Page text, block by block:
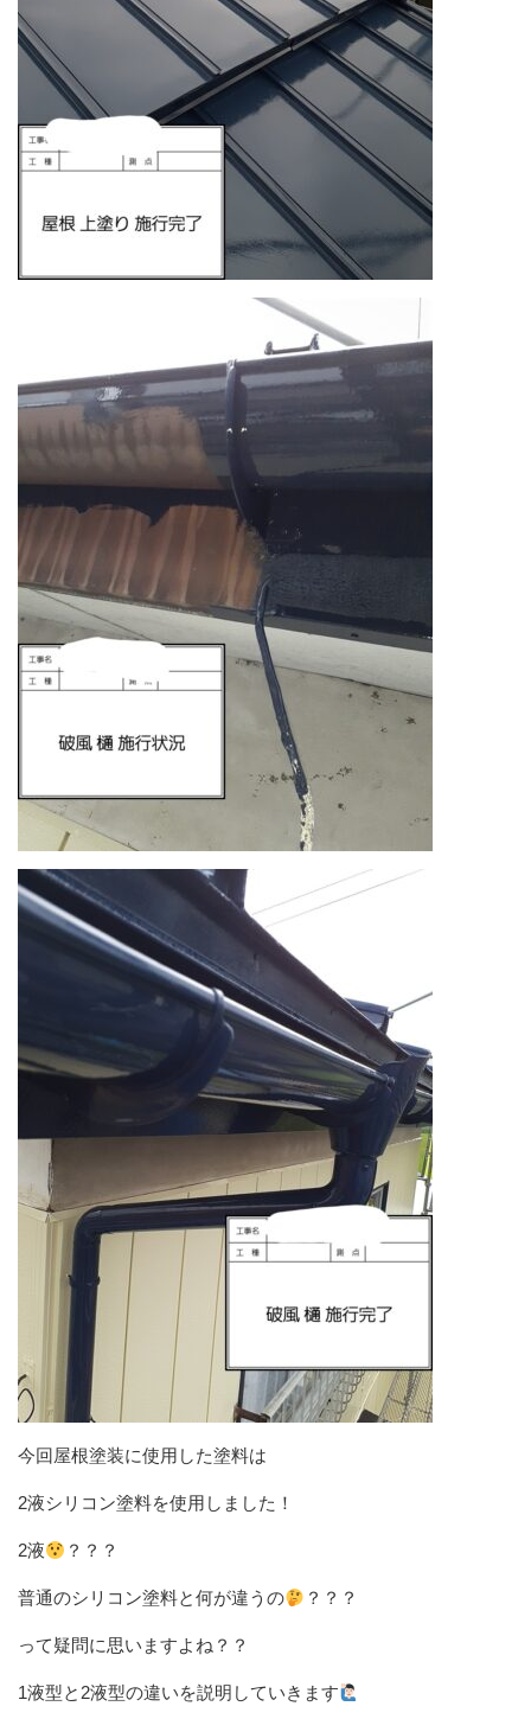
今回屋根塗装に使用した塗料は
2液シリコン塗料を使用しました！
2液 ？？？
普通のシリコン塗料と何が違うの ？？？
って疑問に思いますよね？？
1液型と2液型の違いを説明していきます